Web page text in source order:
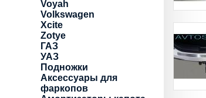
Voyah
Volkswagen
Xcite
Zotye
ГАЗ
УАЗ
Подножки
Аксессуары для
фаркопов